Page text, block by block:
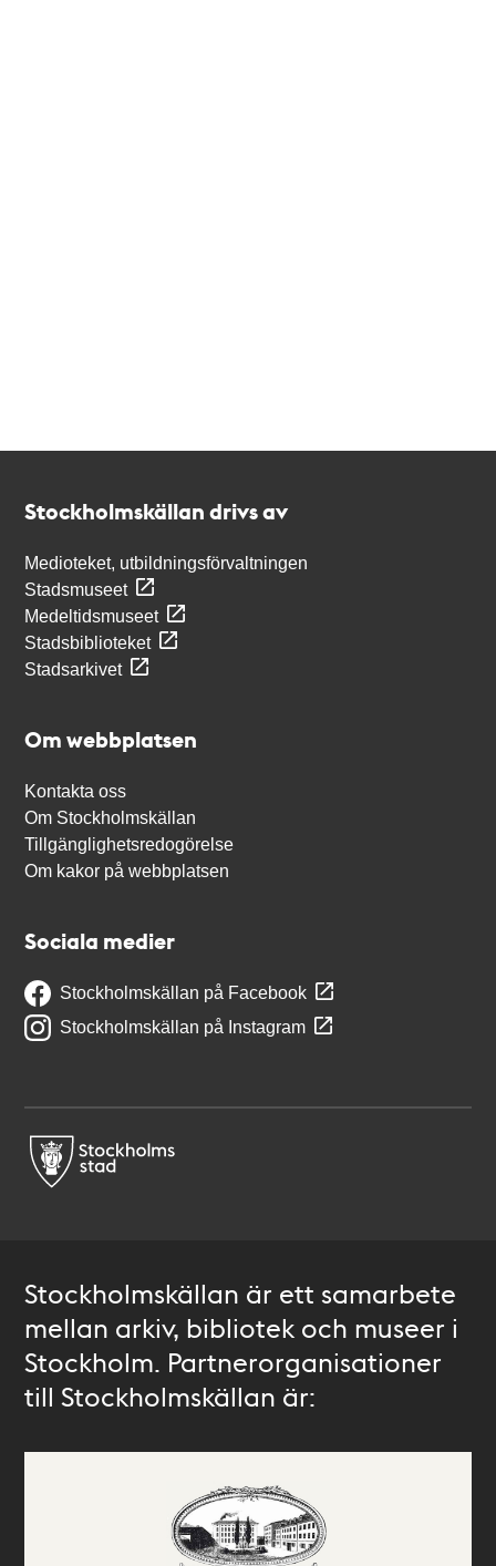
Stockholmskällan drivs av
Medioteket, utbildningsförvaltningen
Stadsmuseet
Medeltidsmuseet
Stadsbiblioteket
Stadsarkivet
Om webbplatsen
Kontakta oss
Om Stockholmskällan
Tillgänglighetsredogörelse
Om kakor på webbplatsen
Sociala medier
Stockholmskällan på Facebook
Stockholmskällan på Instagram
Stockholmskällan är ett samarbete
mellan arkiv, bibliotek och museer i
Stockholm. Partnerorganisationer
till Stockholmskällan är: